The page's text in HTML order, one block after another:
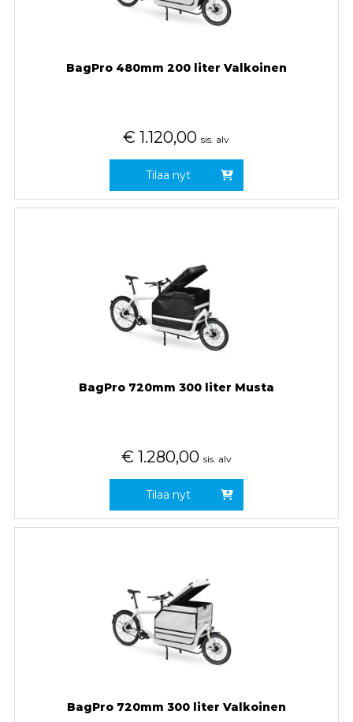
BagPro 480mm 200 liter Valkoinen
€ 1.120,00 sis. alv
Tilaa nyt
BagPro 720mm 300 liter Musta
€ 1.280,00 sis. alv
Tilaa nyt
BagPro 720mm 300 liter Valkoinen